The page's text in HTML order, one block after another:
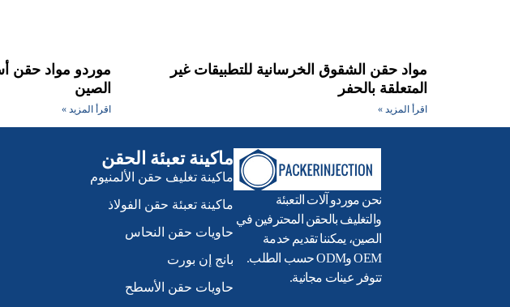
مواد حقن الشقوق الخرسانية للتطبيقات غير
المتعلقة بالحفر
اقرأ المزيد »
موردو مواد حقن
الصين
اقرأ المزيد »
نحن موردو آلات التعبئة
والتغليف بالحقن المحترفين في
الصين، يمكننا تقديم خدمة
OEM وODM حسب الطلب.
تتوفر عينات مجانية.
ماكينة تعبئة الحقن
ماكينة تغليف حقن الألمنيوم
ماكينة تعبئة حقن الفولاذ
حاويات حقن النحاس
بانج إن بورت
حاويات حقن الأسطح